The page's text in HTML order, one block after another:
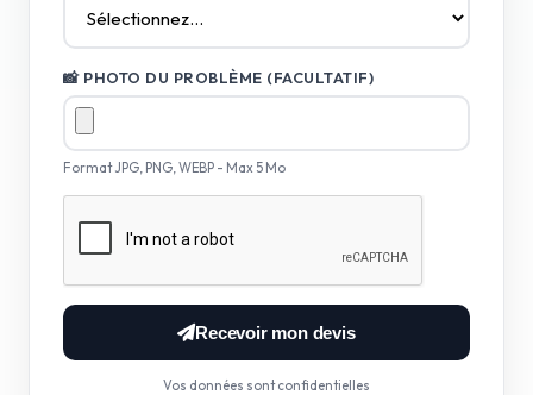
📸 PHOTO DU PROBLÈME (FACULTATIF)
Format JPG, PNG, WEBP - Max 5 Mo
Recevoir mon devis
Vos données sont confidentielles